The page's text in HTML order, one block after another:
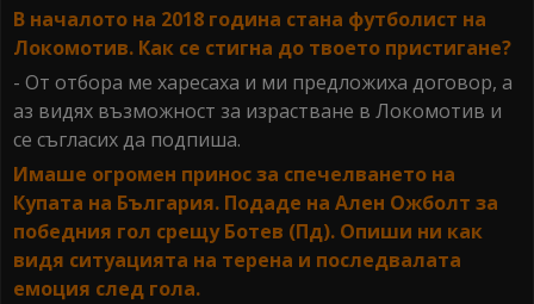
В началото на 2018 година стана футболист на
Локомотив. Как се стигна до твоето пристигане?
- От отбора ме харесаха и ми предложиха договор, а
аз видях възможност за израстване в Локомотив и
се съгласих да подпиша.
Имаше огромен принос за спечелването на
Купата на България. Подаде на Ален Ожболт за
победния гол срещу Ботев (Пд). Опиши ни как
видя ситуацията на терена и последвалата
емоция след гола.